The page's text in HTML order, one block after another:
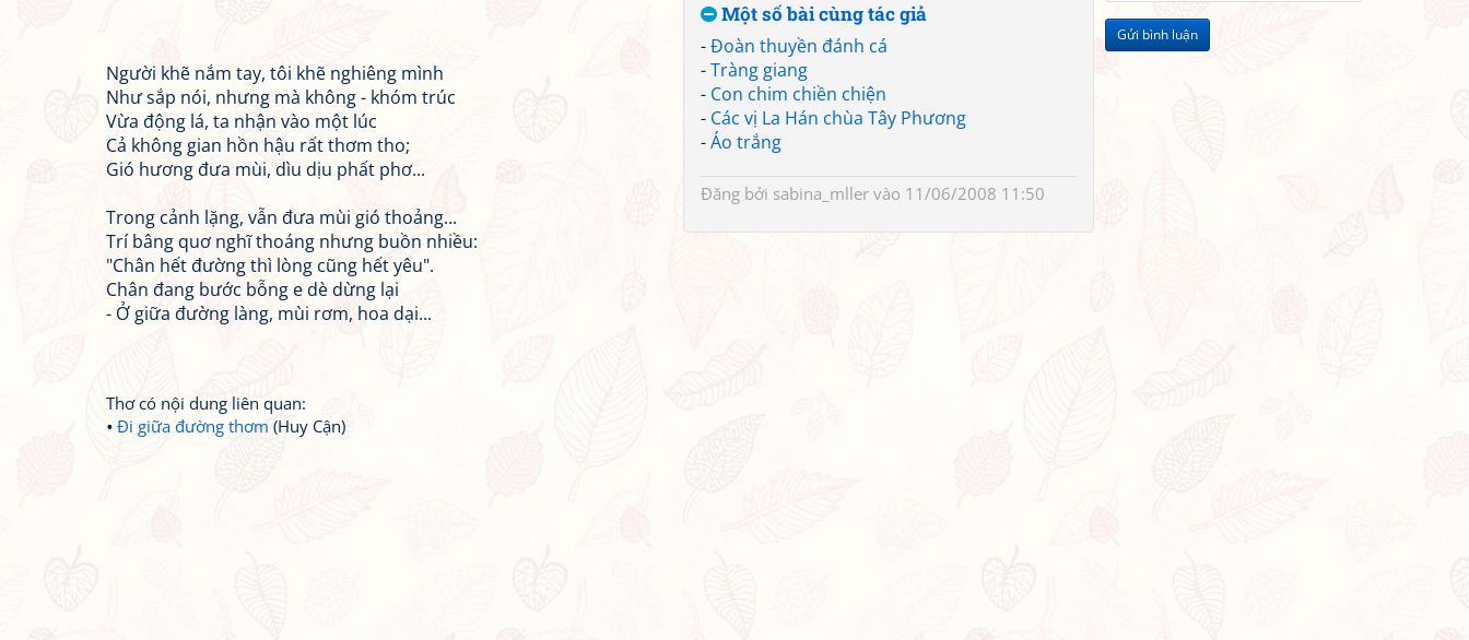
Gửi bình luận
Một số bài cùng tác giả
-Đoàn thuyền đánh cá
-Tràng giang
- Con chim chiền chiện
- Các vị La Hán chùa Tây Phương
-Áo trắng
Đăng bởi sabina_mller vào 11/06/2008 11:50
Người khẽ nắm tay, tôi khẽ nghiêng mình
Như sắp nói, nhưng mà không - khóm trúc
Vừa động lá, ta nhận vào một lúc
Cả không gian hồn hậu rất thơm tho;
Gió hương đưa mùi, dìu dịu phất phơ...
Trong cảnh lặng, vẫn đưa mùi gió thoảng...
Trí bâng quơ nghĩ thoáng nhưng buồn nhiều:
"Chân hết đường thì lòng cũng hết yêu".
Chân đang bước bỗng e dè dừng lại
- Ở giữa đường làng, mùi rơm, hoa dại...
Thơ có nội dung liên quan:
Đi giữa đường thơm (Huy Cận)